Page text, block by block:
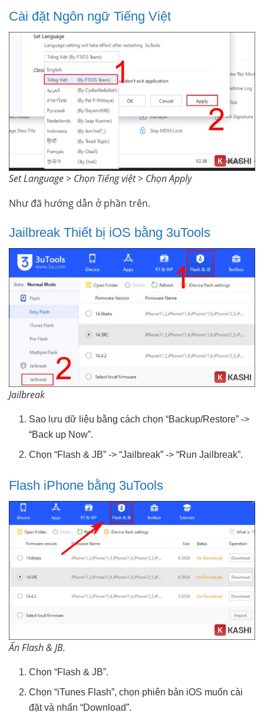
Cài đặt Ngôn ngữ Tiếng Việt
Set Language > Chọn Tiếng việt > Chọn Apply
Như đã hướng dẫn ở phần trên.
Jailbreak Thiết bị iOS bằng 3uTools
Jailbreak
Sao lưu dữ liệu bằng cách chọn “Backup/Restore” ->
“Back up Now”.
Chọn “Flash & JB” -> “Jailbreak” -> “Run Jailbreak”.
Flash iPhone bằng 3uTools
Ấn Flash & JB.
Chọn “Flash & JB”.
Chọn “iTunes Flash”, chọn phiên bản iOS muốn cài
đặt và nhấn “Download”.